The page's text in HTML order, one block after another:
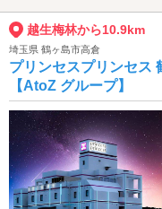
越生梅林から10.9km
埼玉県 鶴ヶ島市高倉
プリンセスプリンセス
【AtoZ グループ】